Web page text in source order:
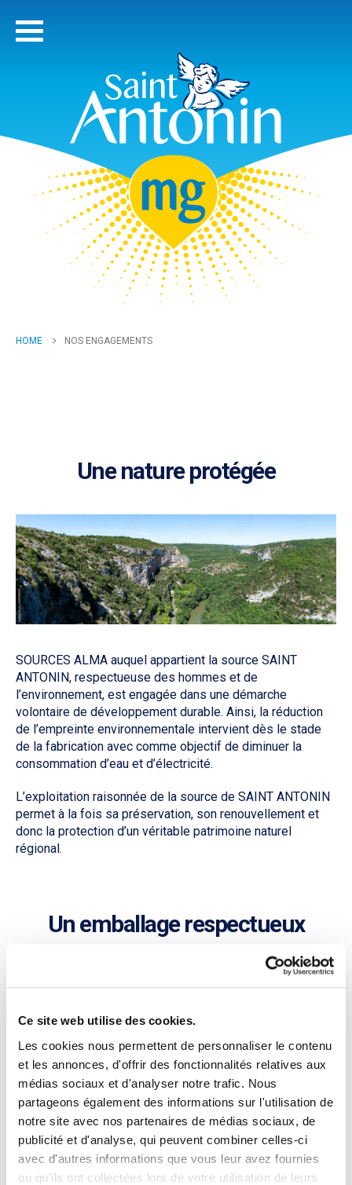
Ce site web utilise des cookies.
Les cookies nous permettent de personnaliser le contenu
et les annonces, d'offrir des fonctionnalités relatives aux
médias sociaux et d'analyser notre trafic. Nous
partageons également des informations sur l'utilisation de
notre site avec nos partenaires de médias sociaux, de
publicité et d'analyse, qui peuvent combiner celles-ci
avec d'autres informations que vous leur avez fournies
ou qu'ils ont collectées lors de votre utilisation de leurs
HOME NOS ENGAGEMENTS
Une nature protégée
SOURCES ALMA auquel appartient la source SAINT
ANTONIN, respectueuse des hommes et de
l’environnement, est engagée dans une démarche
volontaire de développement durable. Ainsi, la réduction
de l’empreinte environnementale intervient dès le stade
de la fabrication avec comme objectif de diminuer la
consommation d’eau et d’électricité.
L’exploitation raisonnée de la source de SAINT ANTONIN
permet à la fois sa préservation, son renouvellement et
donc la protection d’un véritable patrimoine naturel
régional.
Un emballage respectueux